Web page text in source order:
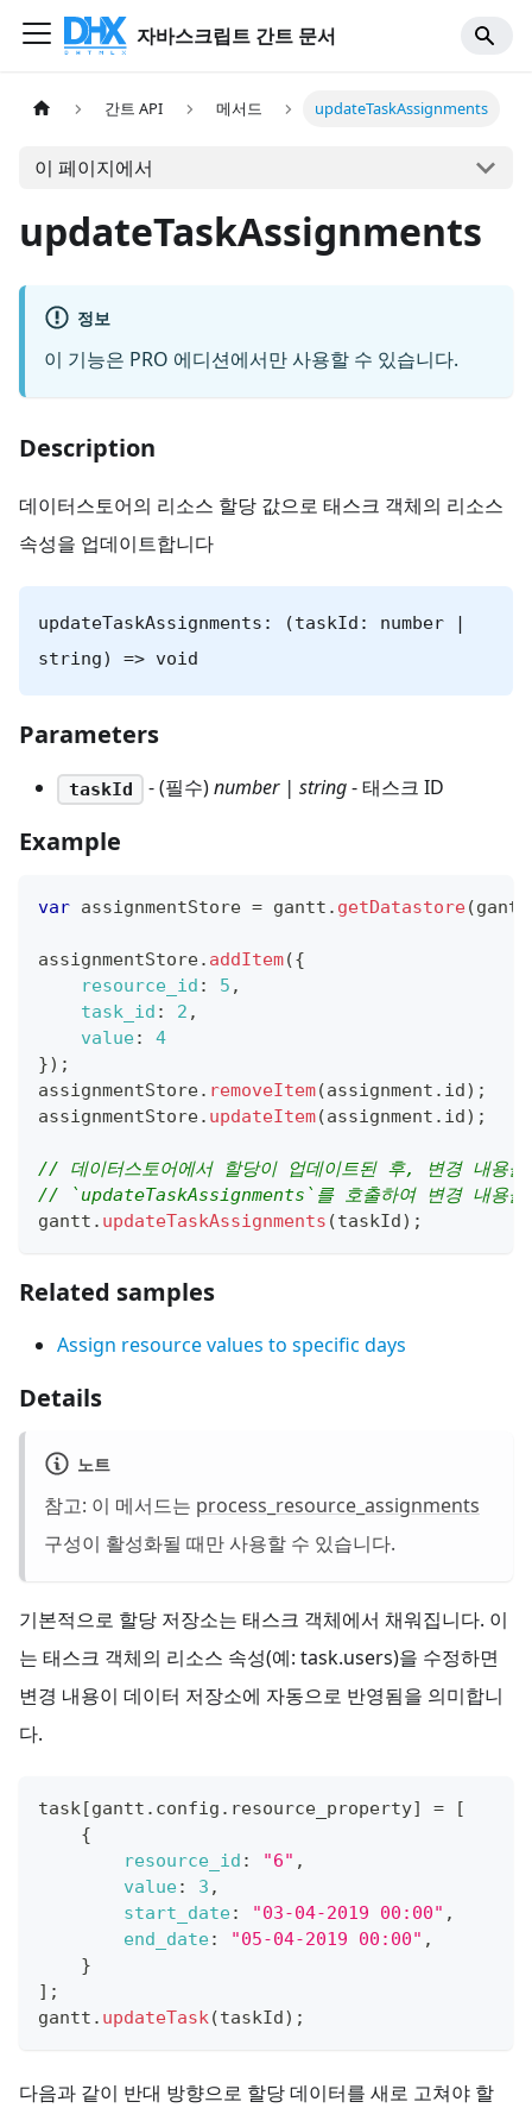
자바스크립트 간트 문서
간트 API 메서드 updateTaskAssignments
이 페이지에서
updateTaskAssignments
정보
이 기능은 PRO 에디션에서만 사용할 수 있습니다.
Description
데이터스토어의 리소스 할당 값으로 태스크 객체의 리소스
속성을 업데이트합니다
updateTaskAssignments: (taskId: number |
string) => void
Parameters
taskId - (필수)number | string- 태스크 ID
Example
var assignmentStore = gantt . getDatastore(gantt
assignmentStore. addItem({
resource_id : 5 ,
task_id : 2 ,
value:
4
}) ;
assignmentStore. removeItem(assignment . id) ;
assignmentStore. updateItem(assignment . id) ;
// 데이터스토어에서 할당이 업데이트된 후, 변경 내용을
// `updateTaskAssignments`를 호출하여 변경 내용을
gantt . updateTaskAssignments (taskId) ;
Related samples
Assign resource values to specific days
Details
노트
참고: 이 메서드는 process_resource_assignments
구성이 활성화될 때만 사용할 수 있습니다.
기본적으로 할당 저장소는 태스크 객체에서 채워집니다. 이
는 태스크 객체의 리소스 속성(예: task.users)을 수정하면
변경 내용이 데이터 저장소에 자동으로 반영됨을 의미합니
다.
task[gantt . config . resource_property] =
[
{
resource_id : "6" ,
value: 3 ,
start_date: "03-04-2019 00:00" ,
end_date: "05-04-2019 00:00" ,
}
] ;
gantt . updateTask(taskId) ;
다음과 같이 반대 방향으로 할당 데이터를 새로 고쳐야 할